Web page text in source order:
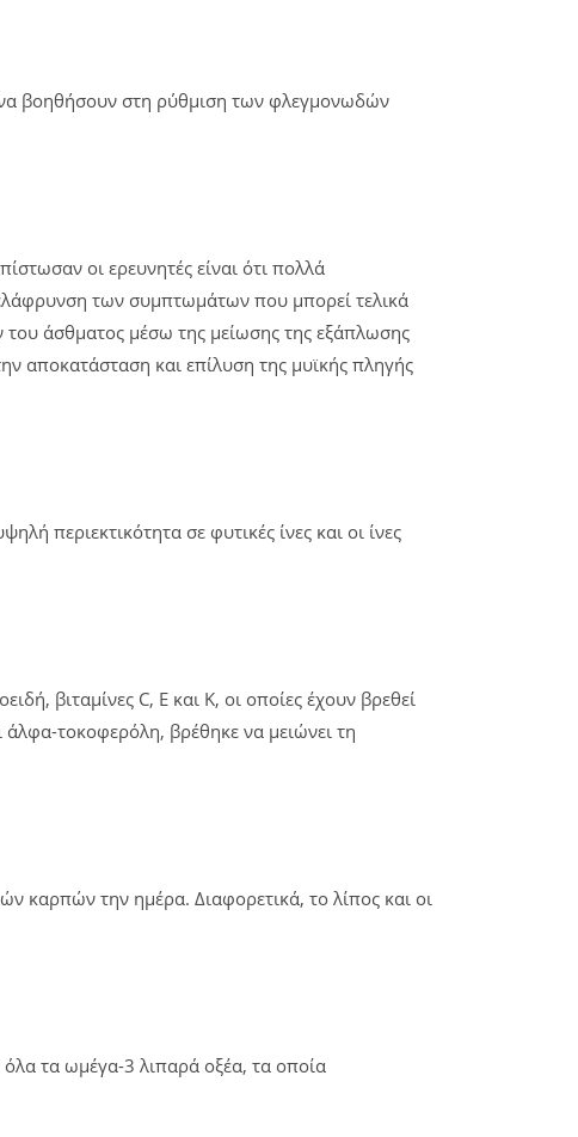
να βοηθήσουν στη ρύθμιση των φλεγμονωδών
οι ερευνητές είναι ότι πολλά
των συμπτωμάτων που μπορεί τελικά
του άσθματος μέσω της μείωσης της εξάπλωσης
αποκατάσταση και επίλυση της μυϊκής πληγής
περιεκτικότητα σε φυτικές ίνες και οι ίνες
βιταμίνες C, E και K, οι οποίες έχουν βρεθεί
τοκοφερόλη, βρέθηκε να μειώνει τη
καρπών την ημέρα. Διαφορετικά, το λίπος και οι
τα ωμέγα-3 λιπαρά οξέα, τα οποία